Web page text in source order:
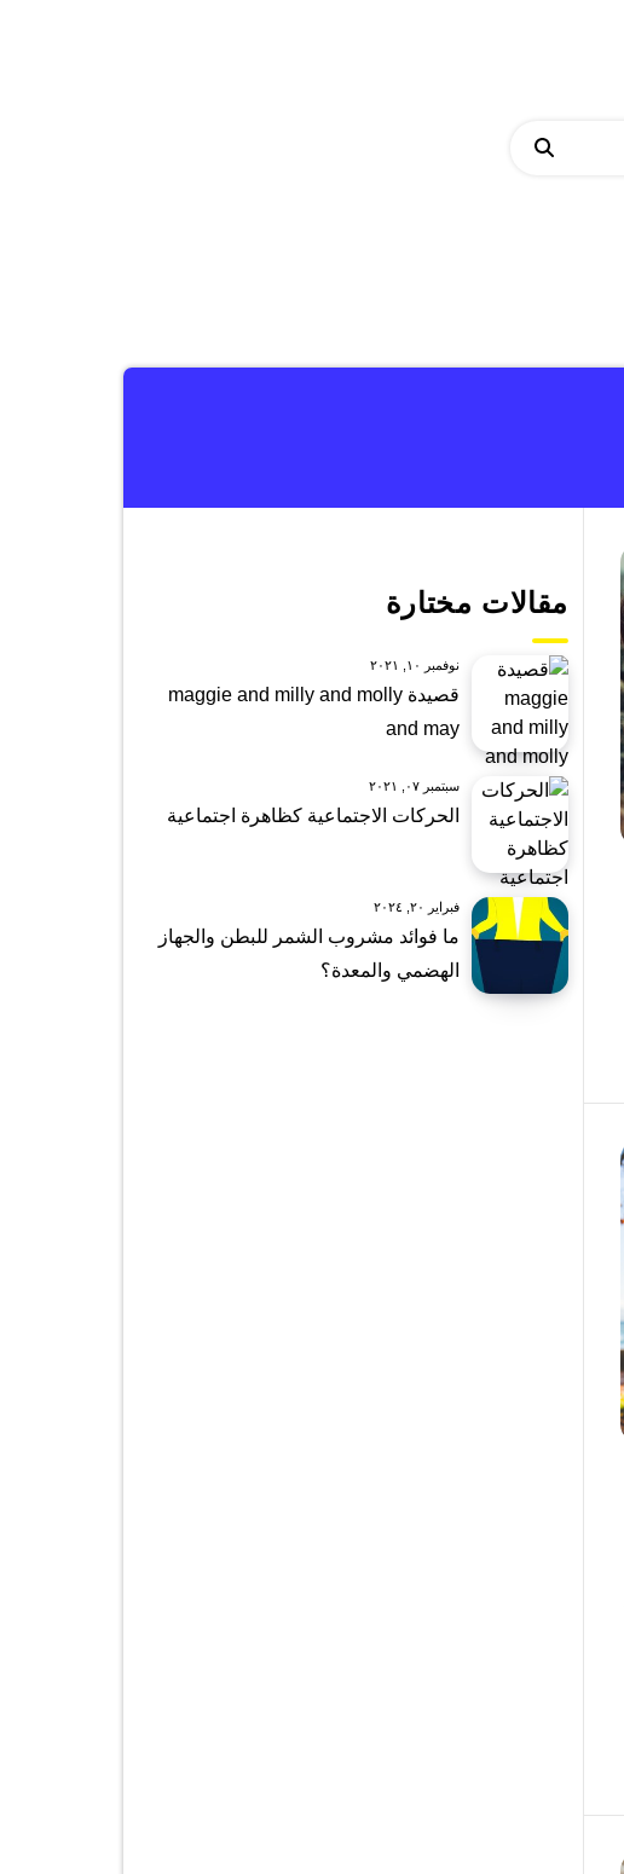
مقالات مختارة
نوفمبر ١٠, ٢٠٢١
قصيدة maggie and milly and molly
and may
سبتمبر ٠٧, ٢٠٢١
الحركات الاجتماعية كظاهرة اجتماعية
فبراير ٢٠, ٢٠٢٤
ما فوائد مشروب الشمر للبطن والجهاز
الهضمي والمعدة؟